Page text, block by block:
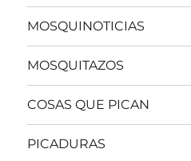
MOSQUINOTICIAS
MOSQUITAZOS
COSAS QUE PICAN
PICADURAS